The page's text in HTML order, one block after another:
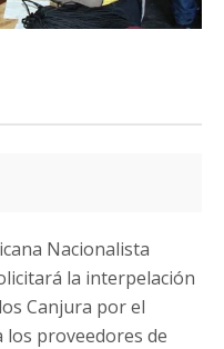
Nacionalista
la interpelación
Canjura por el
proveedores de